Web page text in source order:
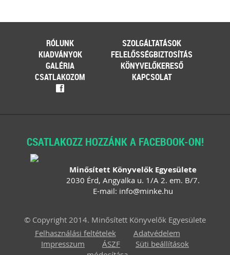
RÓLUNK
SZOLGÁLTATÁSOK
KIADVÁNYOK
FELELŐSSÉGBIZTOSÍTÁS
GALÉRIA
KÖNYVELŐKERESŐ
CSATLAKOZOM
KAPCSOLAT
f
CSATLAKOZZ HOZZÁNK A FACEBOOK-ON!
Minősített Könyvelők Egyesülete
2030 Érd, Angyalka u. 1/A 2. em. B/7.
E-mail: info@minke.hu
© Copyright 2014. Minősített Könyvelők Egyesülete
Felhasználási feltételek
Adatvédelem
Impresszum
ÁSZF
Süti beállítások